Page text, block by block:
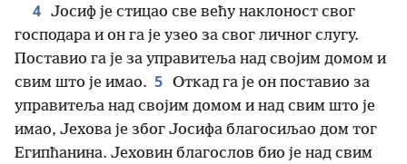
4 Јосиф је стицао све већу наклоност свог
господара и он га је узео за свог личног слугу.
Поставио га је за управитеља над својим домом и
свим што је имао. 5 Откад га је он поставио за
управитеља над својим домом и над свим што је
имао, Јехова је због Јосифа благосиљао дом тог
Египћанина. Јеховин благослов био је над свим